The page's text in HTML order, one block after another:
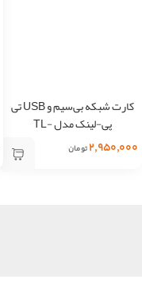
کارت شبکه بی‌سیم و USB تی
پی-لینک مدل TL-
WN823N۲,۹۵۰,۰۰۰ تومان